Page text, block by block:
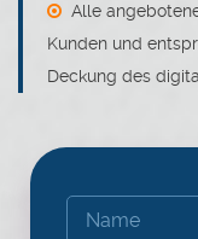
Alle
Kunden und
Deckung des